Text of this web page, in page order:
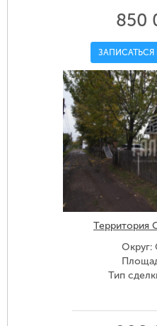
850
Территория
Округ:
Тип